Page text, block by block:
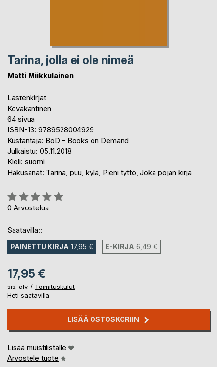
Tarina, jolla ei ole nimeä
Matti Miikkulainen
Lastenkirjat
Kovakantinen
64 sivua
ISBN-13: 9789528004929
Kustantaja: BoD - Books on Demand
Julkaistu: 05.11.2018
Kieli: suomi
Hakusanat: Tarina, puu, kylä, Pieni tyttö, Joka pojan kirja
Arvostelu::
0%
0 Arvostelua
Saatavilla::
PAINETTU KIRJA 17,95 € E-KIRJA 6,49 €
17,95 €
sis. alv. / Toimituskulut
Heti saatavilla
LISÄÄ OSTOSKORIIN
Lisää muistilistalle
Arvostele tuote